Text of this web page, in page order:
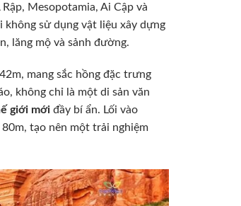
Mesopotamia, Ai Cập và
không sử dụng vật liệu xây dựng
lăng mộ và sảnh đường.
mang sắc hồng đặc trưng
không chỉ là một di sản văn
giới mới đầy bí ẩn. Lối vào
tạo nên một trải nghiệm